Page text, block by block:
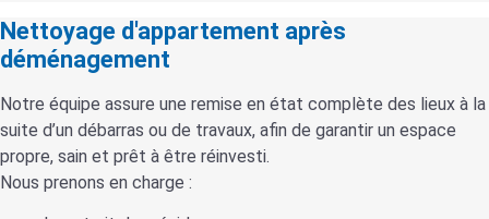
Nettoyage d'appartement après
déménagement
Notre équipe assure une remise en état complète des lieux à la
suite d’un débarras ou de travaux, afin de garantir un espace
propre, sain et prêt à être réinvesti.
Nous prenons en charge :